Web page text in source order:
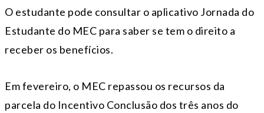
O estudante pode consultar o aplicativo Jornada do
Estudante do MEC para saber se tem o direito a
receber os benefícios.
Em fevereiro, o MEC repassou os recursos da
parcela do Incentivo Conclusão dos três anos do